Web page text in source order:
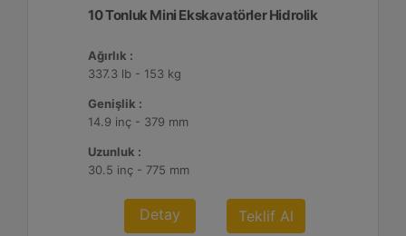
10 Tonluk Mini Ekskavatörler Hidrolik
Ağırlık :
337.3 lb - 153 kg
Genişlik :
14.9 inç - 379 mm
Uzunluk :
30.5 inç - 775 mm
Detay Teklif Al